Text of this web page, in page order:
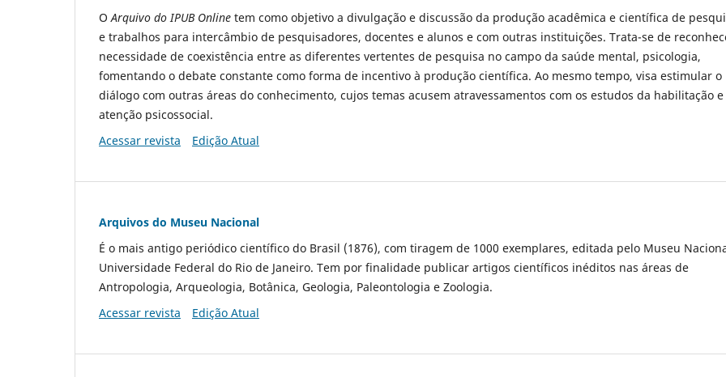
OArquivo do IPUB Online tem como objetivo a divulgação e discussão da produção acadêmica e científica de
e trabalhos para intercâmbio de pesquisadores, docentes e alunos e com outras instituições. Trata-se de
necessidade de coexistência entre as diferentes vertentes de pesquisa no campo da saúde mental, psicologia,
fomentando o debate constante como forma de incentivo à produção científica. Ao mesmo tempo, visa estimular o
diálogo com outras áreas do conhecimento, cujos temas acusem atravessamentos com os estudos da habilitação e
atenção psicossocial.
Acessar revista
Edição Atual
Arquivos do Museu Nacional
É o mais antigo periódico científico do Brasil (1876), com tiragem de 1000 exemplares, editada pelo Museu
Universidade Federal do Rio de Janeiro. Tem por finalidade publicar artigos científicos inéditos nas áreas de
Antropologia, Arqueologia, Botânica, Geologia, Paleontologia e Zoologia.
Acessar revista
Edição Atual